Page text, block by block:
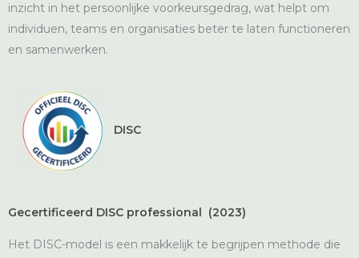
inzicht in het persoonlijke voorkeursgedrag, wat helpt om
individuen, teams en organisaties beter te laten functioneren
en samenwerken.
DISC
Gecertificeerd DISC professional (2023)
Het DISC-model is een makkelijk te begrijpen methode die